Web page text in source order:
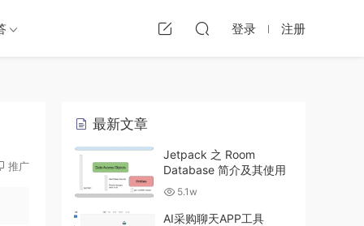
登录 注册
推广
最新文章
Jetpack 之 Room
Database 简介及其使用
5.1w
AI采购聊天APP工具